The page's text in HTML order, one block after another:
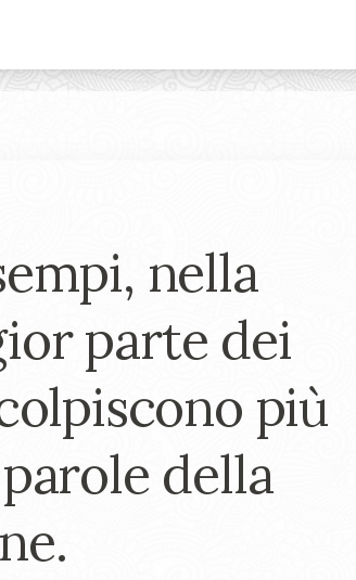
nella
parte dei
più
della